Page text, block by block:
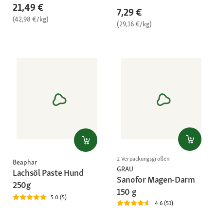
21,49 €
(42,98 €/kg)
7,29 €
(29,16 €/kg)
Beaphar
Lachsöl Paste Hund
250g
5.0 (5)
2 Verpackungsgrößen
GRAU
Sanofor Magen-Darm
150 g
4.6 (51)